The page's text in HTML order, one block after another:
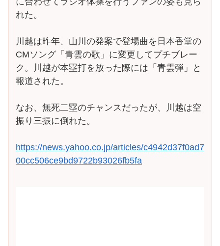
れた。
川越は昨年、山川の発案で登場曲を日本香堂の
CMソング「青雲の歌」に変更してプチブレー
ク。川越が本塁打を放った際には「青雲弾」と
報道された。
なお、無死二塁のチャンスだったが、川越は空
振り三振に倒れた。
https://news.yahoo.co.jp/articles/c4942d37f0ad7
00cc506ce9bd9722b93026fb5fa